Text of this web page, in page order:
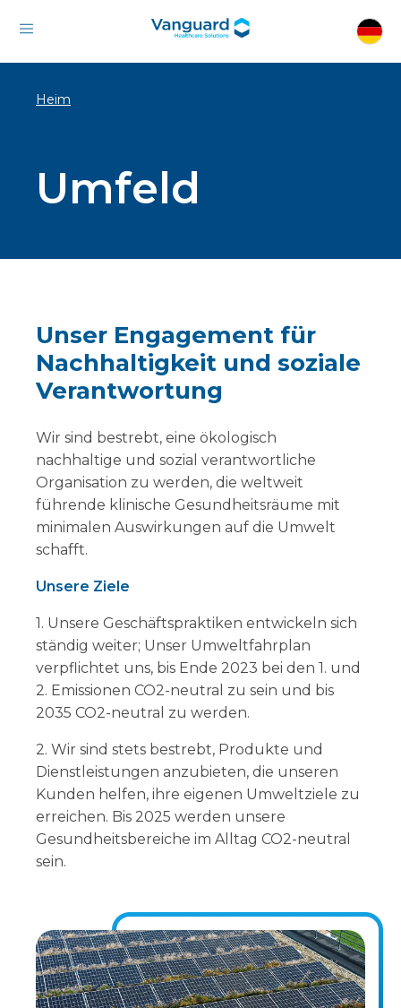
Heim
Umfeld
Unser Engagement für
Nachhaltigkeit und soziale
Verantwortung
Wir sind bestrebt, eine ökologisch
nachhaltige und sozial verantwortliche
Organisation zu werden, die weltweit
führende klinische Gesundheitsräume mit
minimalen Auswirkungen auf die Umwelt
schafft.
Unsere Ziele
1. Unsere Geschäftspraktiken entwickeln sich
ständig weiter; Unser Umweltfahrplan
verpflichtet uns, bis Ende 2023 bei den 1. und
2. Emissionen CO2-neutral zu sein und bis
2035 CO2-neutral zu werden.
2. Wir sind stets bestrebt, Produkte und
Dienstleistungen anzubieten, die unseren
Kunden helfen, ihre eigenen Umweltziele zu
erreichen. Bis 2025 werden unsere
Gesundheitsbereiche im Alltag CO2-neutral
sein.